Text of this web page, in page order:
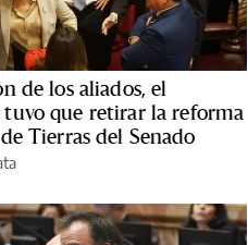
de los aliados, el
que retirar la reforma
Tierras del Senado